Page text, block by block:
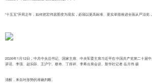
“十五五”开局之年，如何把宏伟蓝图变为现实，必须以更高标准、更实举措推进全面从严治党
2026年1月12日，中共中央总书记、国家主席、中央军委主席习近平在中国共产党第二十届
讲话。李强、赵乐际、王沪宁、蔡奇、丁薛祥、李希出席会议。新华社记者 岳月伟 摄
清醒，来自对形势的准确判断。